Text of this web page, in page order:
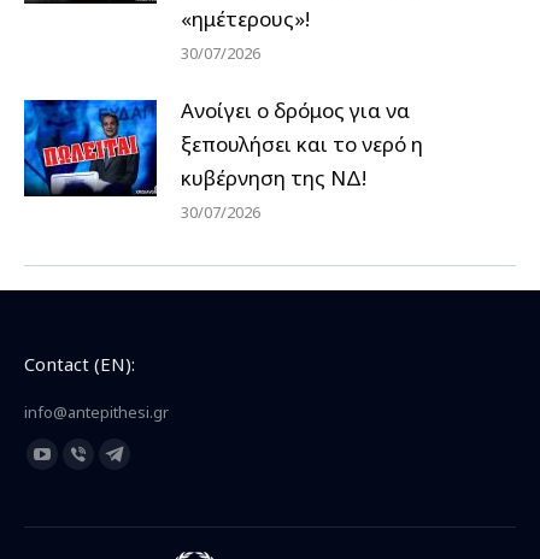
«ημέτερους»!
30/07/2026
Ανοίγει ο δρόμος για να
ξεπουλήσει και το νερό η
κυβέρνηση της ΝΔ!
30/07/2026
Contact (EN):
info@antepithesi.gr
Find us on:
YouTube
opens
Viber
opens
Telegram
opens